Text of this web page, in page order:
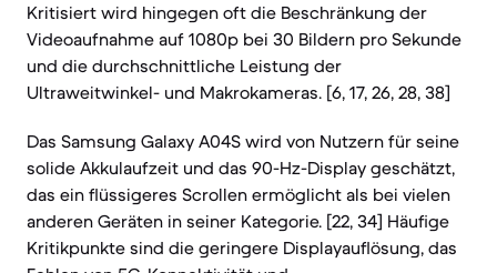
Kritisiert wird hingegen oft die Beschränkung der
Videoaufnahme auf 1080p bei 30 Bildern pro Sekunde
und die durchschnittliche Leistung der
Ultraweitwinkel- und Makrokameras. [6, 17, 26, 28, 38]
Das Samsung Galaxy A04S wird von Nutzern für seine
solide Akkulaufzeit und das 90-Hz-Display geschätzt,
das ein flüssigeres Scrollen ermöglicht als bei vielen
anderen Geräten in seiner Kategorie. [22, 34] Häufige
Kritikpunkte sind die geringere Displayauflösung, das